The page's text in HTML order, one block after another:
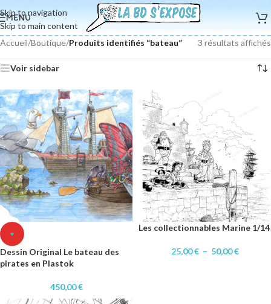
Skip to navigation
Skip to main content
MENU
Accueil/Boutique/Produits identifiés “bateau” 3 résultats affichés
Voir sidebar
♥
Dessin Original Le bateau des
pirates en Plastok
450,00€
Les collectionnables Marine 1/14
25,00€ – 50,00€